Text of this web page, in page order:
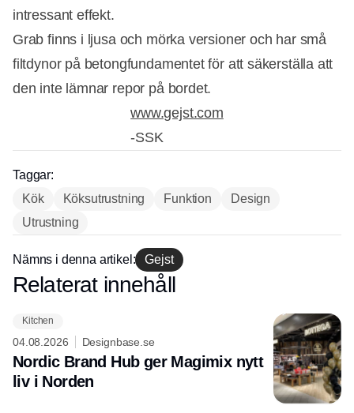
intressant effekt.
Grab finns i ljusa och mörka versioner och har små
filtdynor på betongfundamentet för att säkerställa att
den inte lämnar repor på bordet.
www.gejst.com
-SSK
Taggar:
Kök
Köksutrustning Funktion
Design
Utrustning
Nämns i denna artikel: Gejst
Annons
Relaterat innehåll
Kitchen
04.08.2026 Designbase.se
Nordic Brand Hub ger Magimix nytt
liv i Norden